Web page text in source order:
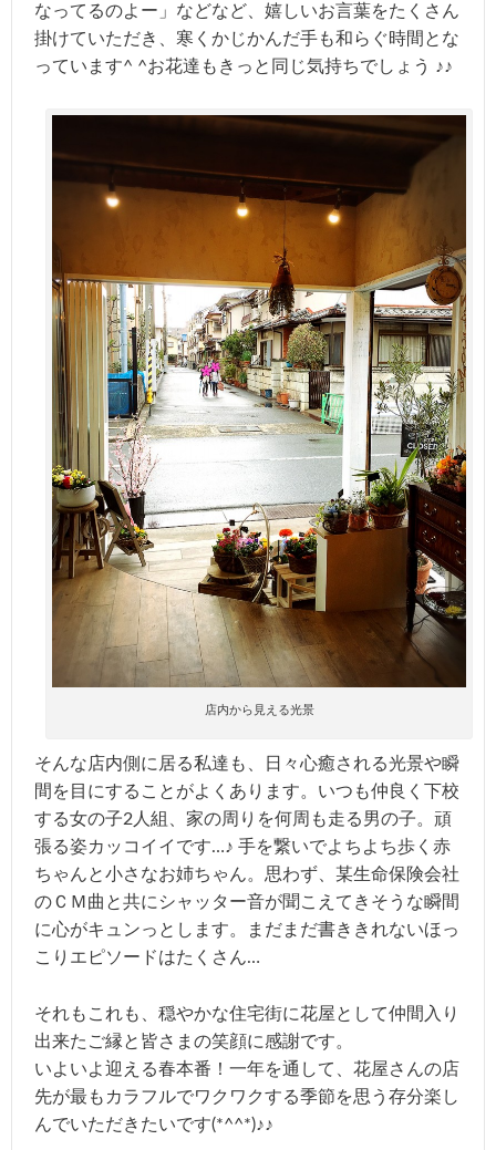
なってるのよー」などなど、嬉しいお言葉をたくさん
掛けていただき、寒くかじかんだ手も和らぐ時間とな
っています^ ^お花達もきっと同じ気持ちでしょう ♪♪
店内から見える光景
そんな店内側に居る私達も、日々心癒される光景や瞬
間を目にすることがよくあります。いつも仲良く下校
する女の子2人組、家の周りを何周も走る男の子。頑
張る姿カッコイイです…♪ 手を繋いでよちよち歩く赤
ちゃんと小さなお姉ちゃん。思わず、某生命保険会社
のＣＭ曲と共にシャッター音が聞こえてきそうな瞬間
に心がキュンっとします。まだまだ書ききれないほっ
こりエピソードはたくさん…
それもこれも、穏やかな住宅街に花屋として仲間入り
出来たご縁と皆さまの笑顔に感謝です。
いよいよ迎える春本番！一年を通して、花屋さんの店
先が最もカラフルでワクワクする季節を思う存分楽し
んでいただきたいです(*^^*)♪♪